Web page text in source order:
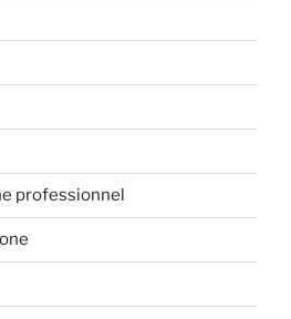
professionnel